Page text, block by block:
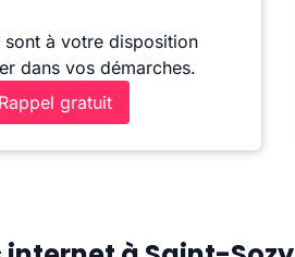
sont à votre disposition
dans vos démarches.
Rappel gratuit